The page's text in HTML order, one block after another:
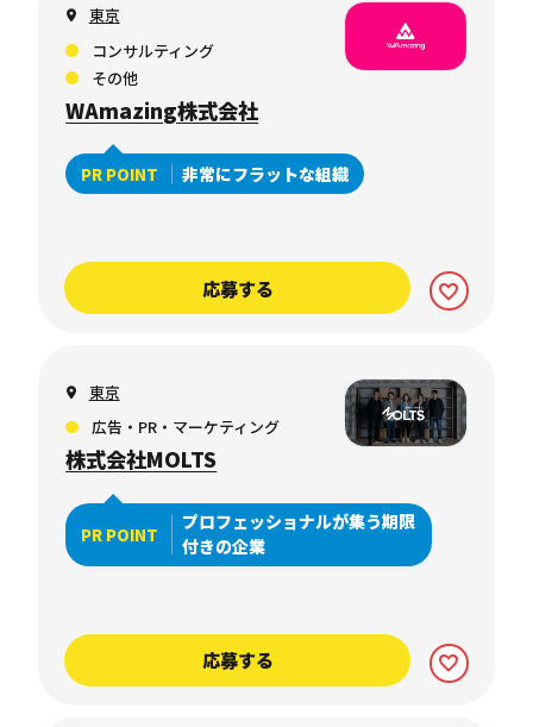
東京
コンサルティング
その他
WAmazing株式会社
PR POINT 非常にフラットな組織
応募する
東京
広告・PR・マーケティング
株式会社MOLTS
PR POINT
プロフェッショナルが集う期限
付きの企業
応募する